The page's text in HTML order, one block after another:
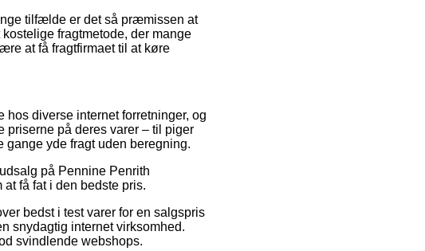
tilfælde er det så præmissen at
fragtmetode, der mange
at få fragtfirmaet til at køre
diverse internet forretninger, og
priserne på deres varer – til piger
gange yde fragt uden beregning.
på Pennine Penrith
få fat i den bedste pris.
bedst i test varer for en salgspris
snydagtig internet virksomhed.
svindlende webshops.